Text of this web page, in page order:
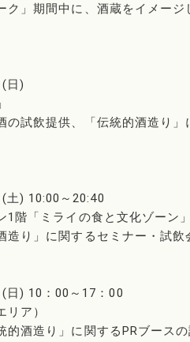
ク」期間中に、酒蔵をイメー
日)
の試飲提供、「伝統的酒造り
土) 10:00～20:40
1階「ミライの食と文化ゾーン
り」に関するセミナー・試飲
日) 10：00～17：00
ア）
酒造り」に関するPRブースの